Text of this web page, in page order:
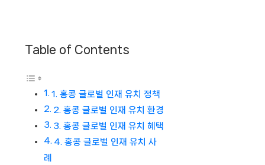
Table of Contents
1. 홍콩 글로벌 인재 유치 정책
2. 홍콩 글로벌 인재 유치 환경
3. 홍콩 글로벌 인재 유치 혜택
4. 홍콩 글로벌 인재 유치 사
례